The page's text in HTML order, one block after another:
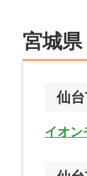
宮城県
仙
イオン